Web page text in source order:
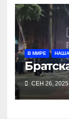
В МИРЕ
СЕН 26, 2025